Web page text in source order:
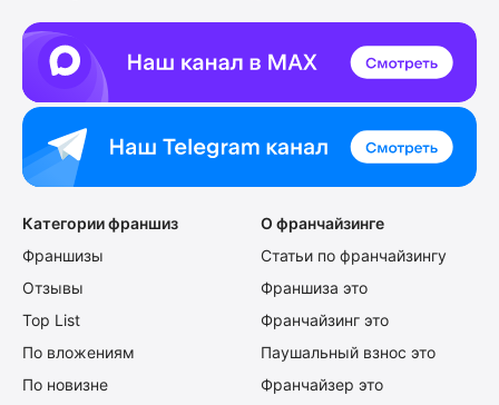
Категории франшиз
Франшизы
Отзывы
Top List
По вложениям
По новизне
О франчайзинге
Статьи по франчайзингу
Франшиза это
Франчайзинг это
Паушальный взнос это
Франчайзер это